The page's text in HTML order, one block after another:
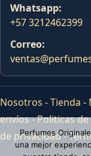
Whatsapp:
+57 3212462399
Correo:
Nosotros -Tienda -
envíos-Politicas
de privacidad-
Perfumes
una mejor